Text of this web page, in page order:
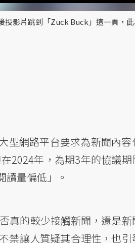
投影片跳到「Zuck Buck」這一頁，
型網路平台要求為新聞內容
2024年，為期3年的協議期
讀量偏低」。
真的較少接觸新聞，還是新
禁讓人質疑其合理性，也引